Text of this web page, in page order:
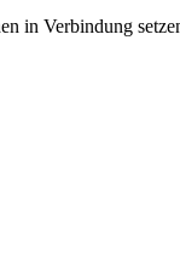
in Verbindung